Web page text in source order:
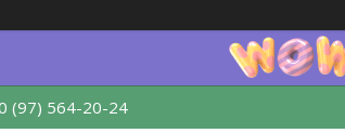
(97) 564-20-24